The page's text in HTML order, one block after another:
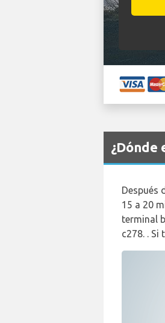
¿Dónde
Después
15 a 20
terminal
c278. .